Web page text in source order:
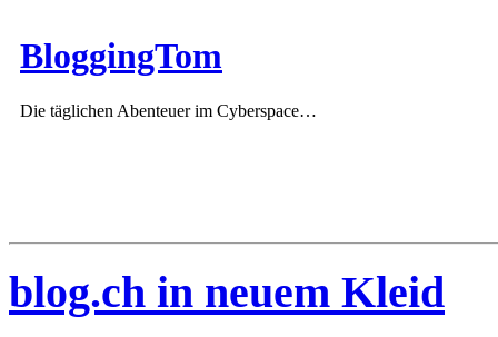
BloggingTom
Die täglichen Abenteuer im Cyberspace…
blog.ch in neuem Kleid